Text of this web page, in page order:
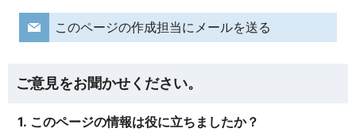
このページの作成担当にメールを送る
ご意見をお聞かせください。
1. このページの情報は役に立ちましたか？